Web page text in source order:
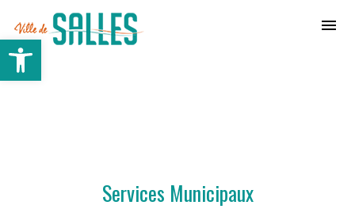
Ouvrir la barre d’outils
Services Municipaux